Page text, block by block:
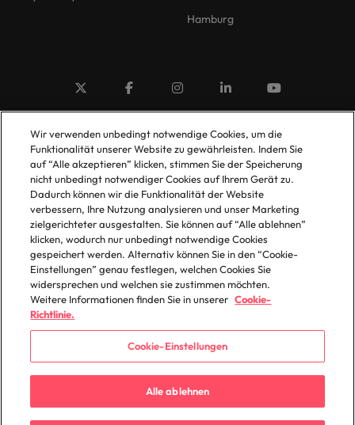
Hamburg
© 2025 Robert Walters Plc. All Rights Reserved.
Wir verwenden unbedingt notwendige Cookies, um die
Funktionalität unserer Website zu gewährleisten. Indem Sie
auf “Alle akzeptieren” klicken, stimmen Sie der Speicherung
nicht unbedingt notwendiger Cookies auf Ihrem Gerät zu.
Dadurch können wir die Funktionalität der Website
verbessern, Ihre Nutzung analysieren und unser Marketing
zielgerichteter ausgestalten. Sie können auf “Alle ablehnen”
klicken, wodurch nur unbedingt notwendige Cookies
gespeichert werden. Alternativ können Sie in den “Cookie-
Einstellungen” genau festlegen, welchen Cookies Sie
widersprechen und welchen sie zustimmen möchten.
Weitere Informationen finden Sie in unserer Cookie-
Richtlinie.
Cookie-Einstellungen
Alle ablehnen